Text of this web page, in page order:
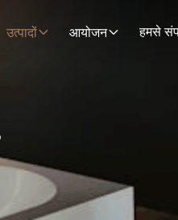
उत्पादों आयोजन हमसे